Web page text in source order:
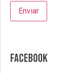
Facebook